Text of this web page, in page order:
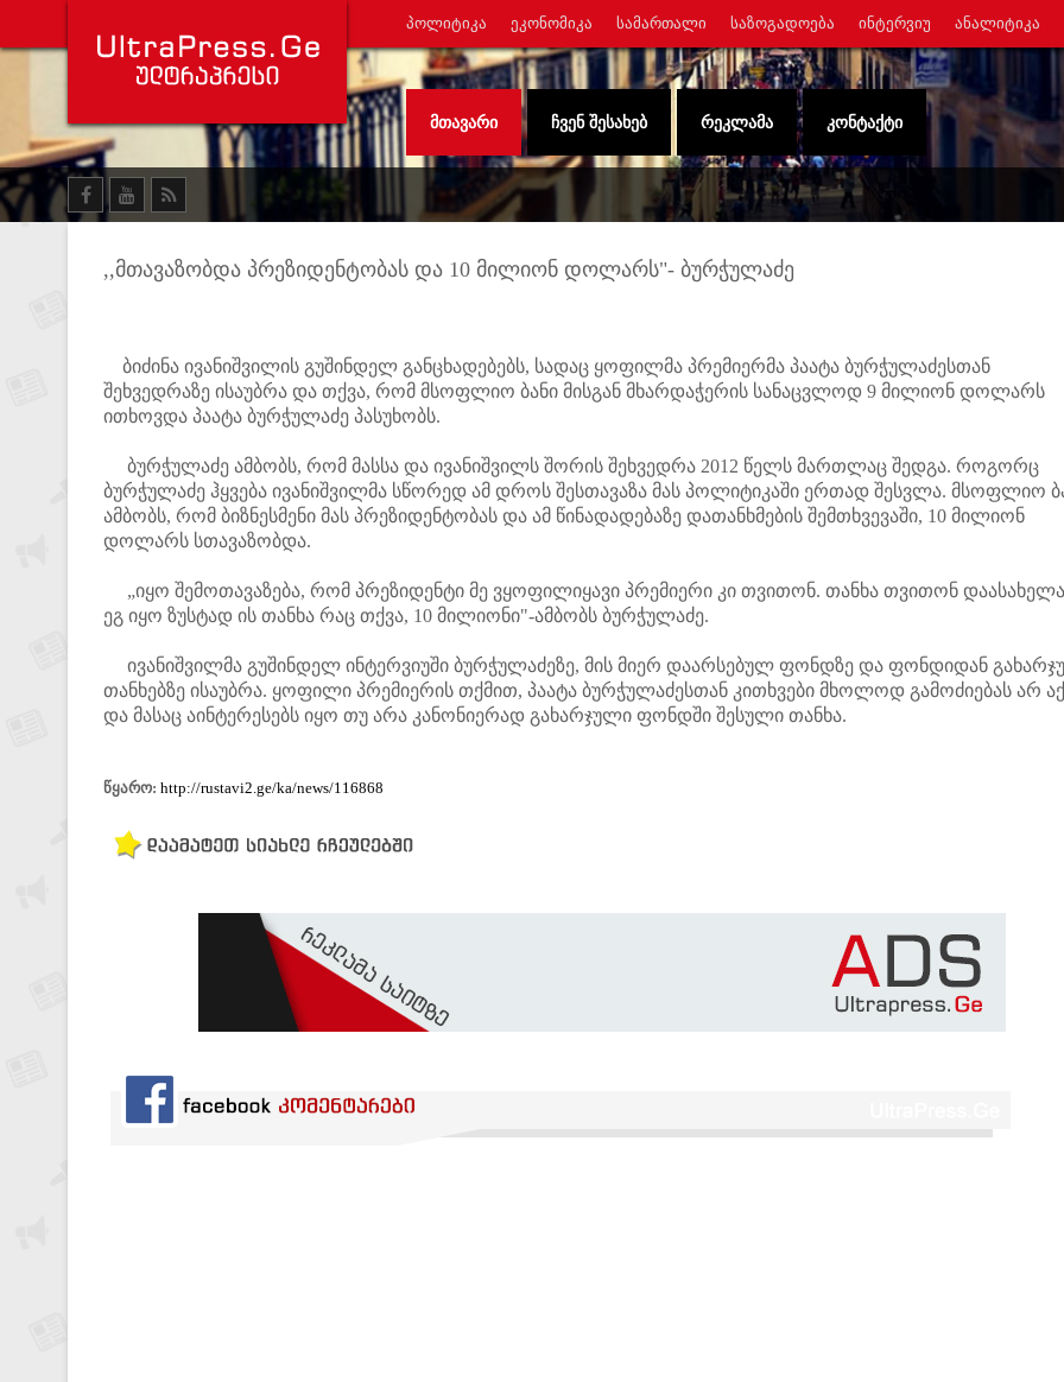
ᲞᲝᲚᲘᲢᲘᲙᲐ ᲔᲙᲝᲜᲝᲛᲘᲙᲐ ᲡᲐᲛᲐᲠᲗᲐᲚᲘ ᲡᲐᲖᲝᲒᲐᲓᲝᲔᲑᲐ ᲘᲜᲢᲔᲠᲕᲘᲣ ᲐᲜᲐᲚᲘᲢᲘᲙᲐ
ᲛᲗᲐᲕᲐᲠᲘ ᲩᲕᲔᲜ ᲨᲔᲡᲐᲮᲔᲑ ᲠᲔᲙᲚᲐᲛᲐ ᲙᲝᲜᲢᲐᲥᲢᲘ
,,მთავაზობდა პრეზიდენტობას და 10 მილიონ დოლარს"- ბურჭულაძე
ბიძინა ივანიშვილის გუშინდელ განცხადებებს, სადაც ყოფილმა პრემიერმა პაატა ბურჭულაძესთან
შეხვედრაზე ისაუბრა და თქვა, რომ მსოფლიო ბანი მისგან მხარდაჭერის სანაცვლოდ 9 მილიონ დოლარს
ითხოვდა პაატა ბურჭულაძე პასუხობს.
ბურჭულაძე ამბობს, რომ მასსა და ივანიშვილს შორის შეხვედრა 2012 წელს მართლაც შედგა. როგორც
ბურჭულაძე ჰყვება ივანიშვილმა სწორედ ამ დროს შესთავაზა მას პოლიტიკაში ერთად შესვლა. მსოფლიო
ამბობს, რომ ბიზნესმენი მას პრეზიდენტობას და ამ წინადადებაზე დათანხმების შემთხვევაში, 10 მილიონ
დოლარს სთავაზობდა.
„იყო შემოთავაზება, რომ პრეზიდენტი მე ვყოფილიყავი პრემიერი კი თვითონ. თანხა თვითონ
ეგ იყო ზუსტად ის თანხა რაც თქვა, 10 მილიონი"-ამბობს ბურჭულაძე.
ივანიშვილმა გუშინდელ ინტერვიუში ბურჭულაძეზე, მის მიერ დაარსებულ ფონდზე და ფონდიდან
თანხებზე ისაუბრა. ყოფილი პრემიერის თქმით, პაატა ბურჭულაძესთან კითხვები მხოლოდ გამოძიებას არ
და მასაც აინტერესებს იყო თუ არა კანონიერად გახარჯული ფონდში შესული თანხა.
წყარო: http://rustavi2.ge/ka/news/116868